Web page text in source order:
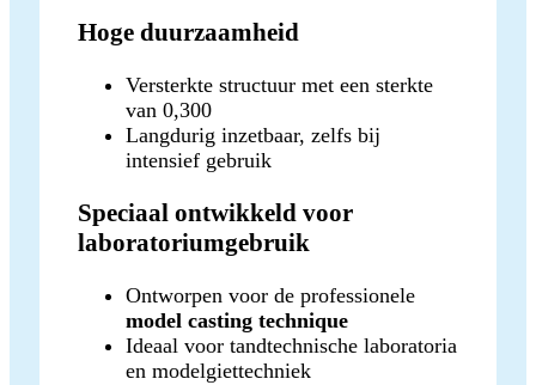
Hoge duurzaamheid
Versterkte structuur met een sterkte
van 0,300
Langdurig inzetbaar, zelfs bij
intensief gebruik
Speciaal ontwikkeld voor
laboratoriumgebruik
Ontworpen voor de professionele
model casting technique
Ideaal voor tandtechnische laboratoria
en modelgiettechniek